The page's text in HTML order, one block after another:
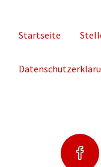
Startseite